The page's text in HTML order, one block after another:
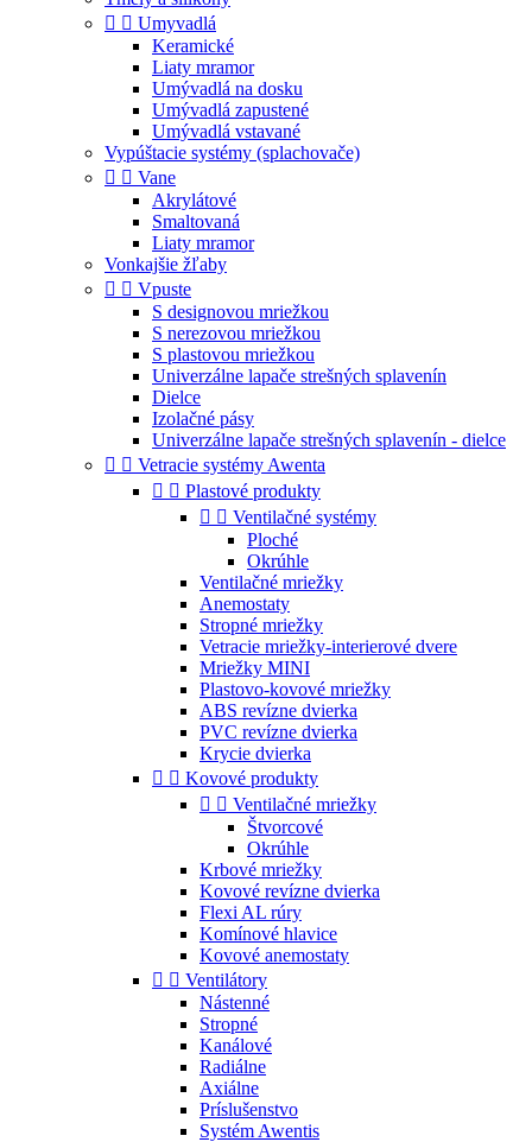
  Umyvadlá
Keramické
Liaty mramor
Umývadlá na dosku
Umývadlá zapustené
Umývadlá vstavané
Vypúštacie systémy (splachovače)
  Vane
Akrylátové
Smaltovaná
Liaty mramor
Vonkajšie žľaby
  Vpuste
S designovou mriežkou
S nerezovou mriežkou
S plastovou mriežkou
Univerzálne lapače strešných splavenín
Dielce
Izolačné pásy
Univerzálne lapače strešných splavenín - dielce
  Vetracie systémy Awenta
  Plastové produkty
  Ventilačné systémy
Ploché
Okrúhle
Ventilačné mriežky
Anemostaty
Stropné mriežky
Vetracie mriežky-interierové dvere
Mriežky MINI
Plastovo-kovové mriežky
ABS revízne dvierka
PVC revízne dvierka
Krycie dvierka
  Kovové produkty
  Ventilačné mriežky
Štvorcové
Okrúhle
Krbové mriežky
Kovové revízne dvierka
Flexi AL rúry
Komínové hlavice
Kovové anemostaty
  Ventilátory
Nástenné
Stropné
Kanálové
Radiálne
Axiálne
Príslušenstvo
Systém Awentis